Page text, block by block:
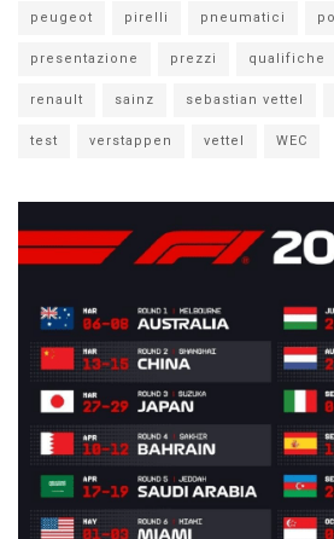
peugeot pirelli pneumatici
presentazione prezzi qualifiche
renault sainz sebastian vettel
test verstappen vettel WEC